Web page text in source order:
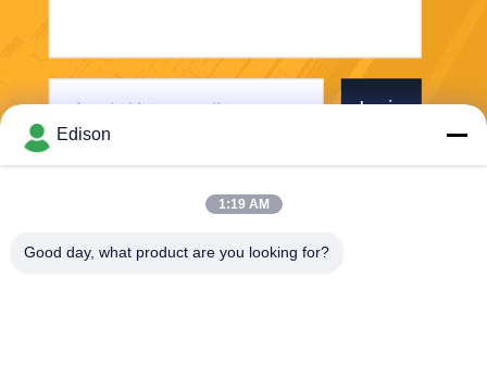
Invia
Edison
1:19 AM
Good day, what product are you looking for?